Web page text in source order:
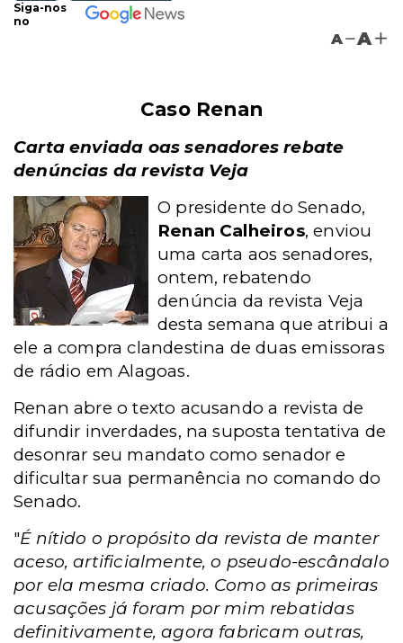
Siga-nos
no
A A
Caso Renan
Carta enviada oas senadores rebate
denúncias da revista Veja
O presidente do Senado,
Renan Calheiros, enviou
uma carta aos senadores,
ontem, rebatendo
denúncia da revista Veja
desta semana que atribui a
ele a compra clandestina de duas emissoras
de rádio em Alagoas.
Renan abre o texto acusando a revista de
difundir inverdades, na suposta tentativa de
desonrar seu mandato como senador e
dificultar sua permanência no comando do
Senado.
"É nítido o propósito da revista de manter
aceso, artificialmente, o pseudo-escândalo
por ela mesma criado. Como as primeiras
acusações já foram por mim rebatidas
definitivamente, agora fabricam outras,